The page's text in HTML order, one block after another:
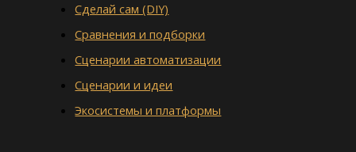
Сделай сам (DIY)
Сравнения и подборки
Сценарии автоматизации
Сценарии и идеи
Экосистемы и платформы